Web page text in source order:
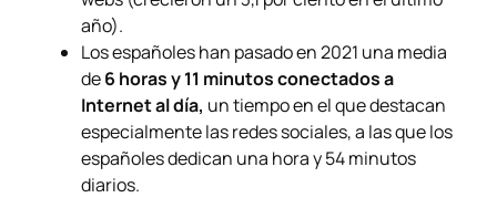
año).
Los españoles han pasado en 2021 una media
de6 horas y 11 minutos conectados a
Internet al día, un tiempo en el que destacan
especialmente las redes sociales, a las que los
españoles dedican una hora y 54 minutos
diarios.